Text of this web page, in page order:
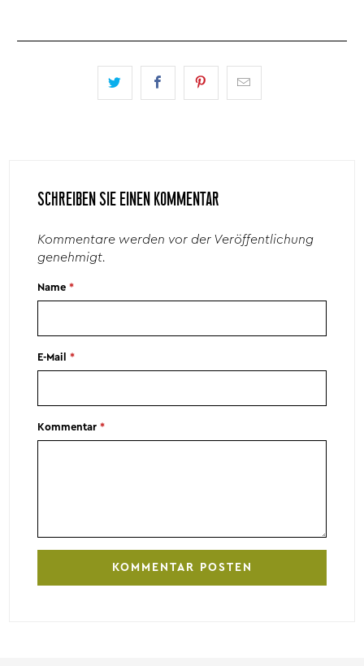
SCHREIBEN SIE EINEN KOMMENTAR
Kommentare werden vor der Veröffentlichung
genehmigt.
Name*
E-Mail*
Kommentar*